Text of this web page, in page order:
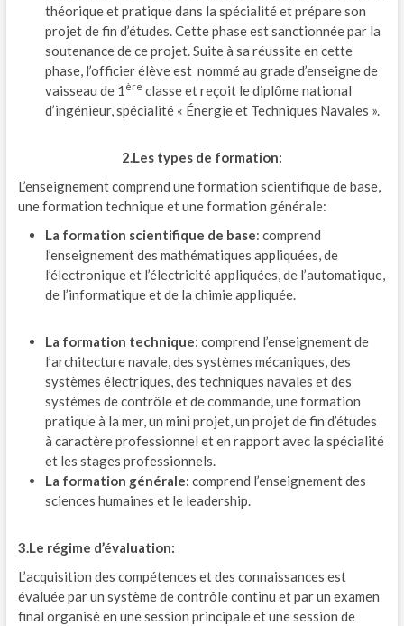
théorique et pratique dans la spécialité et prépare son
projet de fin d’études. Cette phase est sanctionnée par la
soutenance de ce projet. Suite à sa réussite en cette
phase, l’officier élève est nommé au grade d’enseigne de
vaisseau de 1 ère classe et reçoit le diplôme national
d’ingénieur, spécialité « Énergie et Techniques Navales ».
2.Les types de formation:
L’enseignement comprend une formation scientifique de base,
une formation technique et une formation générale:
La formation scientifique de base: comprend
l’enseignement des mathématiques appliquées, de
l’électronique et l’électricité appliquées, de l’automatique,
de l’informatique et de la chimie appliquée.
La formation technique: comprend l’enseignement de
l’architecture navale, des systèmes mécaniques, des
systèmes électriques, des techniques navales et des
systèmes de contrôle et de commande, une formation
pratique à la mer, un mini projet, un projet de fin d’études
à caractère professionnel et en rapport avec la spécialité
et les stages professionnels.
La formation générale: comprend l’enseignement des
sciences humaines et le leadership.
3.Le régime d’évaluation:
L’acquisition des compétences et des connaissances est
évaluée par un système de contrôle continu et par un examen
final organisé en une session principale et une session de